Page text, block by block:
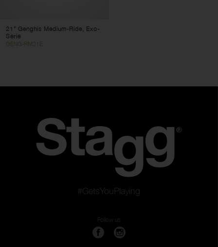
21" Genghis Medium-Ride, Exo-
Serie
GENG-RM21E
#GetsYouPlaying
Follow us